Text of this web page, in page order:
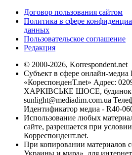
Договор пользования сайтом
Политика в сфере
данных
Пользовательское соглашение
Редакция
© 2000-2026, Korrespondent.net
Субъект в сфере онлайн-
«КореспонденТ.net» Адрес:
ХАРКІВСЬКЕ ШОСЕ, будинок
sunlight@mediadim.com.ua
Идентификатор медиа - R40-
Использование любых
сайте, разрешается при
Корреспондент.net.
При копировании материалов
Украины и мира», для